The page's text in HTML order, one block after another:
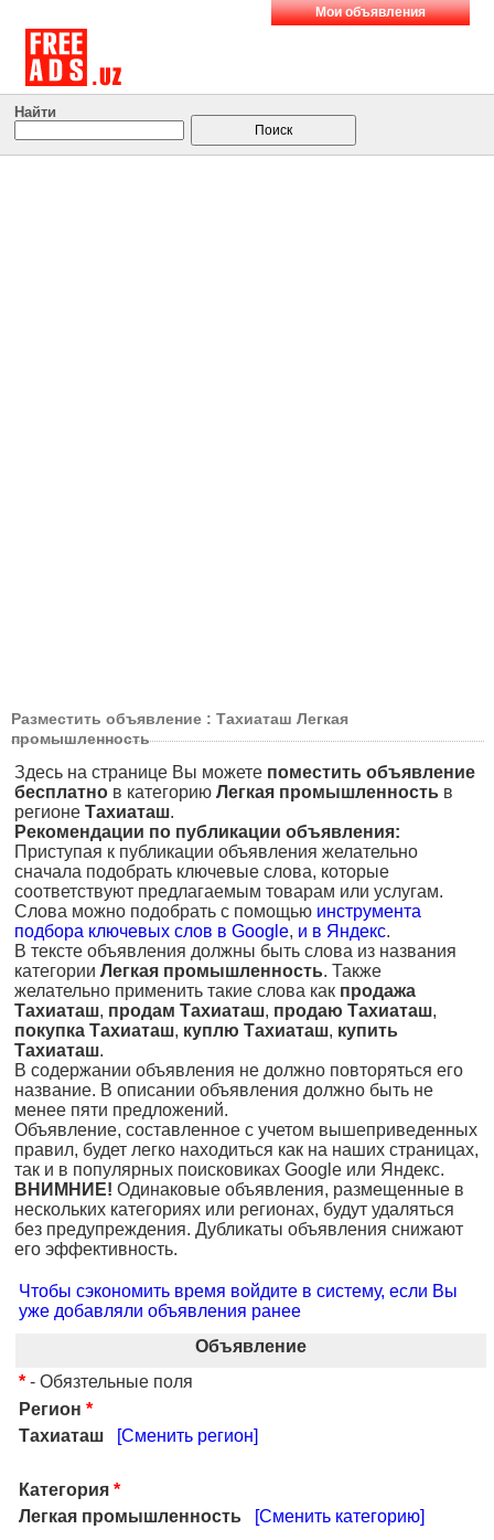
Мои объявления
Найти
Разместить объявление : Тахиаташ Легкая
промышленность
Здесь на странице Вы можете поместить объявление
бесплатно в категорию Легкая промышленность в
регионе Тахиаташ.
Рекомендации по публикации объявления:
Приступая к публикации объявления желательно
сначала подобрать ключевые слова, которые
соответствуют предлагаемым товарам или услугам.
Слова можно подобрать с помощью инструмента
подбора ключевых слов в Google, и в Яндекс.
В тексте объявления должны быть слова из названия
категории Легкая промышленность. Также
желательно применить такие слова как продажа
Тахиаташ, продам Тахиаташ, продаю Тахиаташ,
покупка Тахиаташ, куплю Тахиаташ, купить
Тахиаташ.
В содержании объявления не должно повторяться его
название. В описании объявления должно быть не
менее пяти предложений.
Объявление, составленное с учетом вышеприведенных
правил, будет легко находиться как на наших страницах,
так и в популярных поисковиках Google или Яндекс.
ВНИМНИЕ! Одинаковые объявления, размещенные в
нескольких категориях или регионах, будут удаляться
без предупреждения. Дубликаты объявления снижают
его эффективность.
Чтобы сэкономить время войдите в систему, если Вы
уже добавляли объявления ранее
Объявление
* - Обязтельные поля
Регион *
Тахиаташ
[Сменить регион]
Категория *
Легкая промышленность
[Сменить категорию]